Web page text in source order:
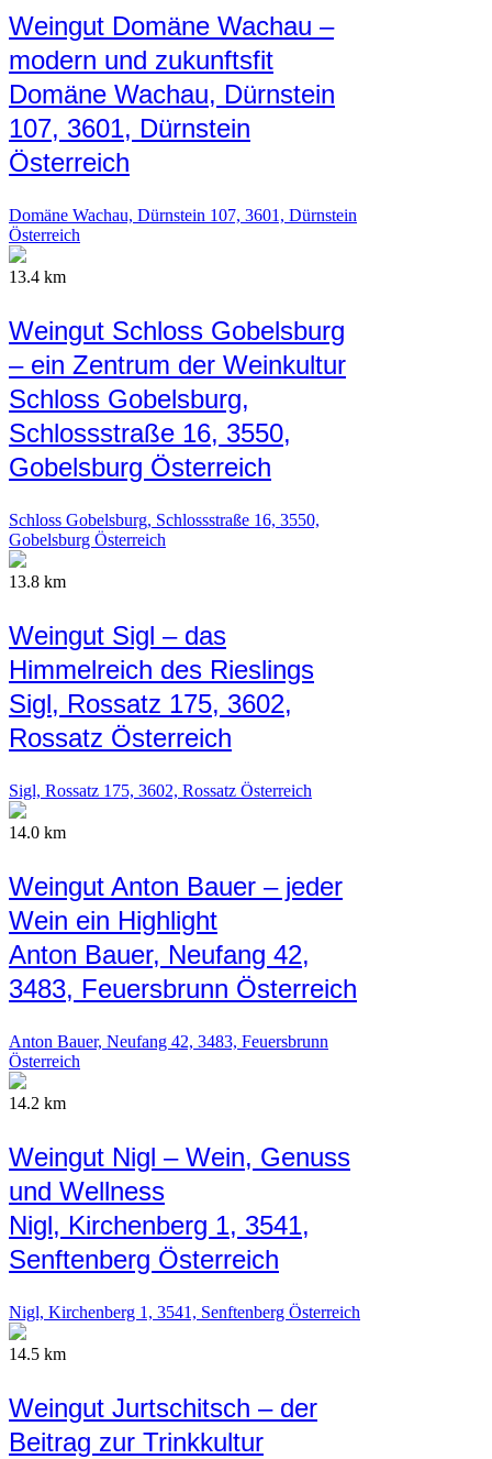
Weingut Domäne Wachau –
modern und zukunftsfit
Domäne Wachau, Dürnstein
107, 3601, Dürnstein
Österreich
Domäne Wachau, Dürnstein 107, 3601, Dürnstein
Österreich
13.4 km
Weingut Schloss Gobelsburg
– ein Zentrum der Weinkultur
Schloss Gobelsburg,
Schlossstraße 16, 3550,
Gobelsburg Österreich
Schloss Gobelsburg, Schlossstraße 16, 3550,
Gobelsburg Österreich
13.8 km
Weingut Sigl – das
Himmelreich des Rieslings
Sigl, Rossatz 175, 3602,
Rossatz Österreich
Sigl, Rossatz 175, 3602, Rossatz Österreich
14.0 km
Weingut Anton Bauer – jeder
Wein ein Highlight
Anton Bauer, Neufang 42,
3483, Feuersbrunn Österreich
Anton Bauer, Neufang 42, 3483, Feuersbrunn
Österreich
14.2 km
Weingut Nigl – Wein, Genuss
und Wellness
Nigl, Kirchenberg 1, 3541,
Senftenberg Österreich
Nigl, Kirchenberg 1, 3541, Senftenberg Österreich
14.5 km
Weingut Jurtschitsch – der
Beitrag zur Trinkkultur